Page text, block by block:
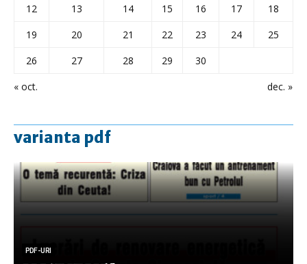
« oct. dec. »
12
13 14 15 16 17
18
19
20 21 22 23 24
25
26
27 28 29 30
varianta pdf
PDF-URI
PDF-URI
PDF-URI
PDF-URI
PDF-URI